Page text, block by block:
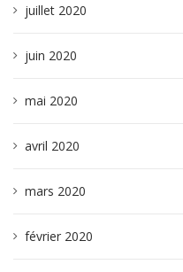
juillet 2020
juin 2020
mai 2020
avril 2020
mars 2020
février 2020